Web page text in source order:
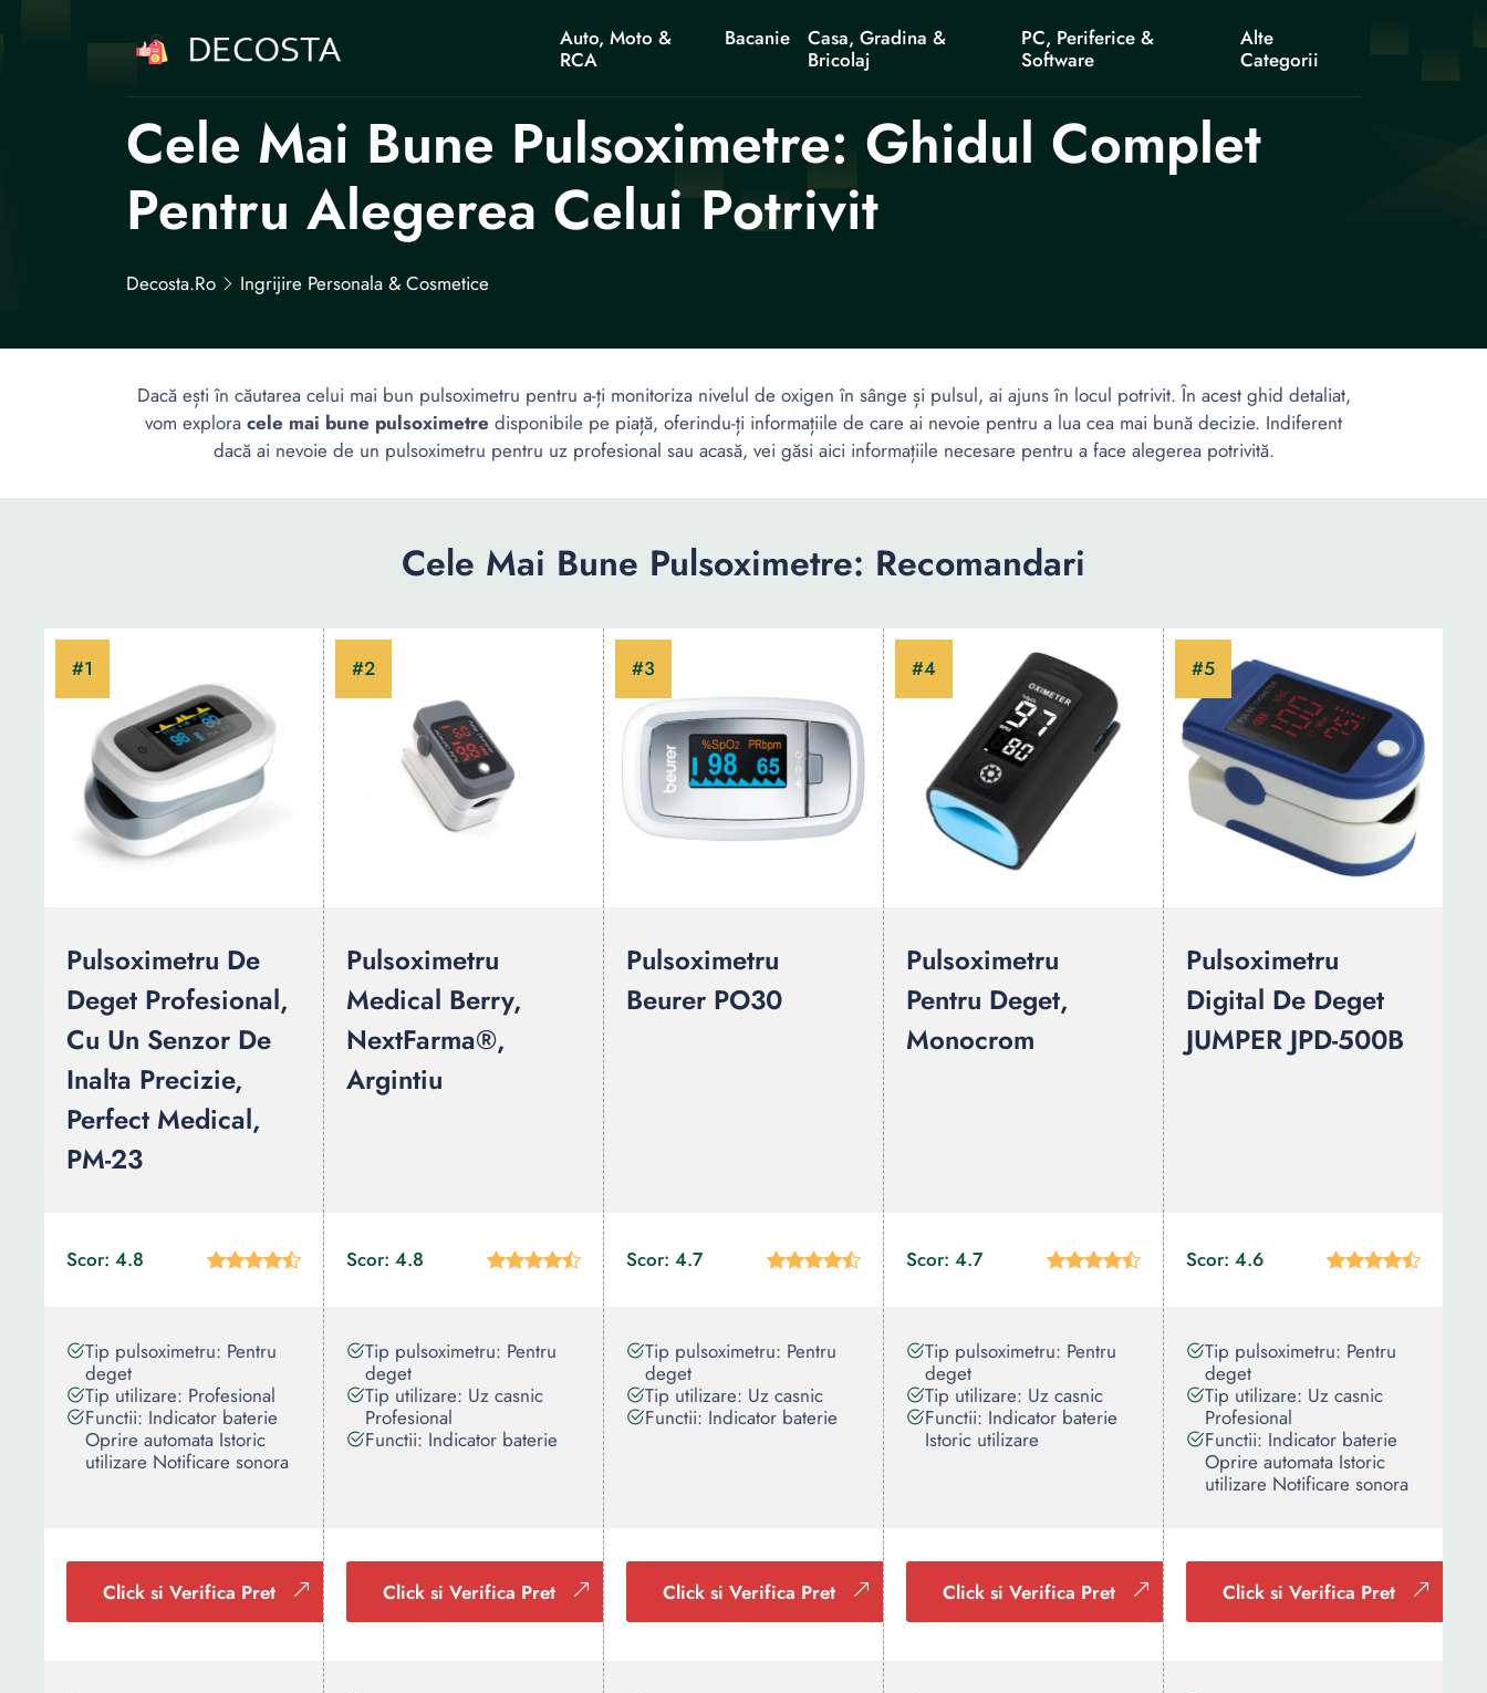
Auto, Moto &
RCA
Bacanie
Casa, Gradina &
Bricolaj
PC, Periferice &
Software
Alte
Categorii
Cele Mai Bune Pulsoximetre: Ghidul Complet
Pentru Alegerea Celui Potrivit
Decosta.ro Ingrijire Personala & Cosmetice
Dacă ești în căutarea celui mai bun pulsoximetru pentru a-ți monitoriza nivelul de oxigen în sânge și pulsul, ai ajuns în locul potrivit. În acest ghid detaliat,
vom explora cele mai bune pulsoximetre disponibile pe piață, oferindu-ți informațiile de care ai nevoie pentru a lua cea mai bună decizie. Indiferent
dacă ai nevoie de un pulsoximetru pentru uz profesional sau acasă, vei găsi aici informațiile necesare pentru a face alegerea potrivită.
Cele Mai Bune Pulsoximetre: Recomandari
Pulsoximetru De
Deget Profesional,
Cu Un Senzor De
Inalta Precizie,
Perfect Medical,
PM-23
Scor: 4.8
Tip pulsoximetru: Pentru
deget
Tip utilizare: Profesional
Functii: Indicator baterie
Oprire automata Istoric
utilizare Notificare sonora
Click si Verifica Pret
Pulsoximetru
Medical Berry,
NextFarma®,
Argintiu
Scor: 4.8
Tip pulsoximetru: Pentru
deget
Tip utilizare: Uz casnic
Profesional
Functii: Indicator baterie
Click si Verifica Pret
Pulsoximetru
Beurer PO30
Scor: 4.7
Tip pulsoximetru: Pentru
deget
Tip utilizare: Uz casnic
Functii: Indicator baterie
Click si Verifica Pret
Pulsoximetru
Pentru Deget,
Monocrom
Scor: 4.7
Tip pulsoximetru: Pentru
deget
Tip utilizare: Uz casnic
Functii: Indicator baterie
Istoric utilizare
Click si Verifica Pret
Pulsoximetru
Digital De Deget
JUMPER JPD-500B
Scor: 4.6
Tip pulsoximetru: Pentru
deget
Tip utilizare: Uz casnic
Profesional
Functii: Indicator baterie
Oprire automata Istoric
utilizare Notificare sonora
Click si Verifica Pret